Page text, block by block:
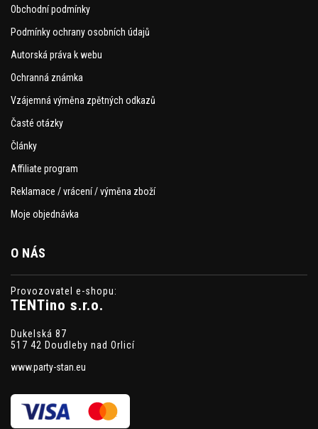
Obchodní podmínky
Podmínky ochrany osobních údajů
Autorská práva k webu
Ochranná známka
Vzájemná výměna zpětných odkazů
Časté otázky
Články
Affiliate program
Reklamace / vrácení / výměna zboží
Moje objednávka
O NÁS
Provozovatel e-shopu:
TENTino s.r.o.
Dukelská 87
517 42 Doudleby nad Orlicí
www.party-stan.eu